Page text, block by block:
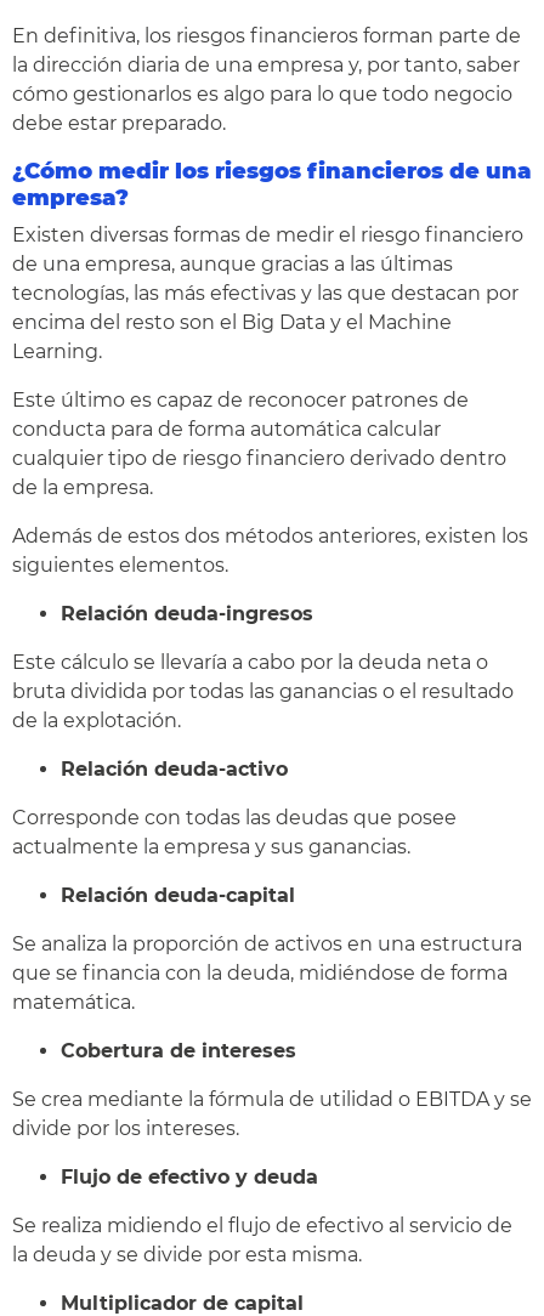
En definitiva, los riesgos financieros forman parte de
la dirección diaria de una empresa y, por tanto, saber
cómo gestionarlos es algo para lo que todo negocio
debe estar preparado.
¿Cómo medir los riesgos financieros de una
empresa?
Existen diversas formas de medir el riesgo financiero
de una empresa, aunque gracias a las últimas
tecnologías, las más efectivas y las que destacan por
encima del resto son el Big Data y el Machine
Learning.
Este último es capaz de reconocer patrones de
conducta para de forma automática calcular
cualquier tipo de riesgo financiero derivado dentro
de la empresa.
Además de estos dos métodos anteriores, existen los
siguientes elementos.
Relación deuda-ingresos
Este cálculo se llevaría a cabo por la deuda neta o
bruta dividida por todas las ganancias o el resultado
de la explotación.
Relación deuda-activo
Corresponde con todas las deudas que posee
actualmente la empresa y sus ganancias.
Relación deuda-capital
Se analiza la proporción de activos en una estructura
que se financia con la deuda, midiéndose de forma
matemática.
Cobertura de intereses
Se crea mediante la fórmula de utilidad o EBITDA y se
divide por los intereses.
Flujo de efectivo y deuda
Se realiza midiendo el flujo de efectivo al servicio de
la deuda y se divide por esta misma.
Multiplicador de capital